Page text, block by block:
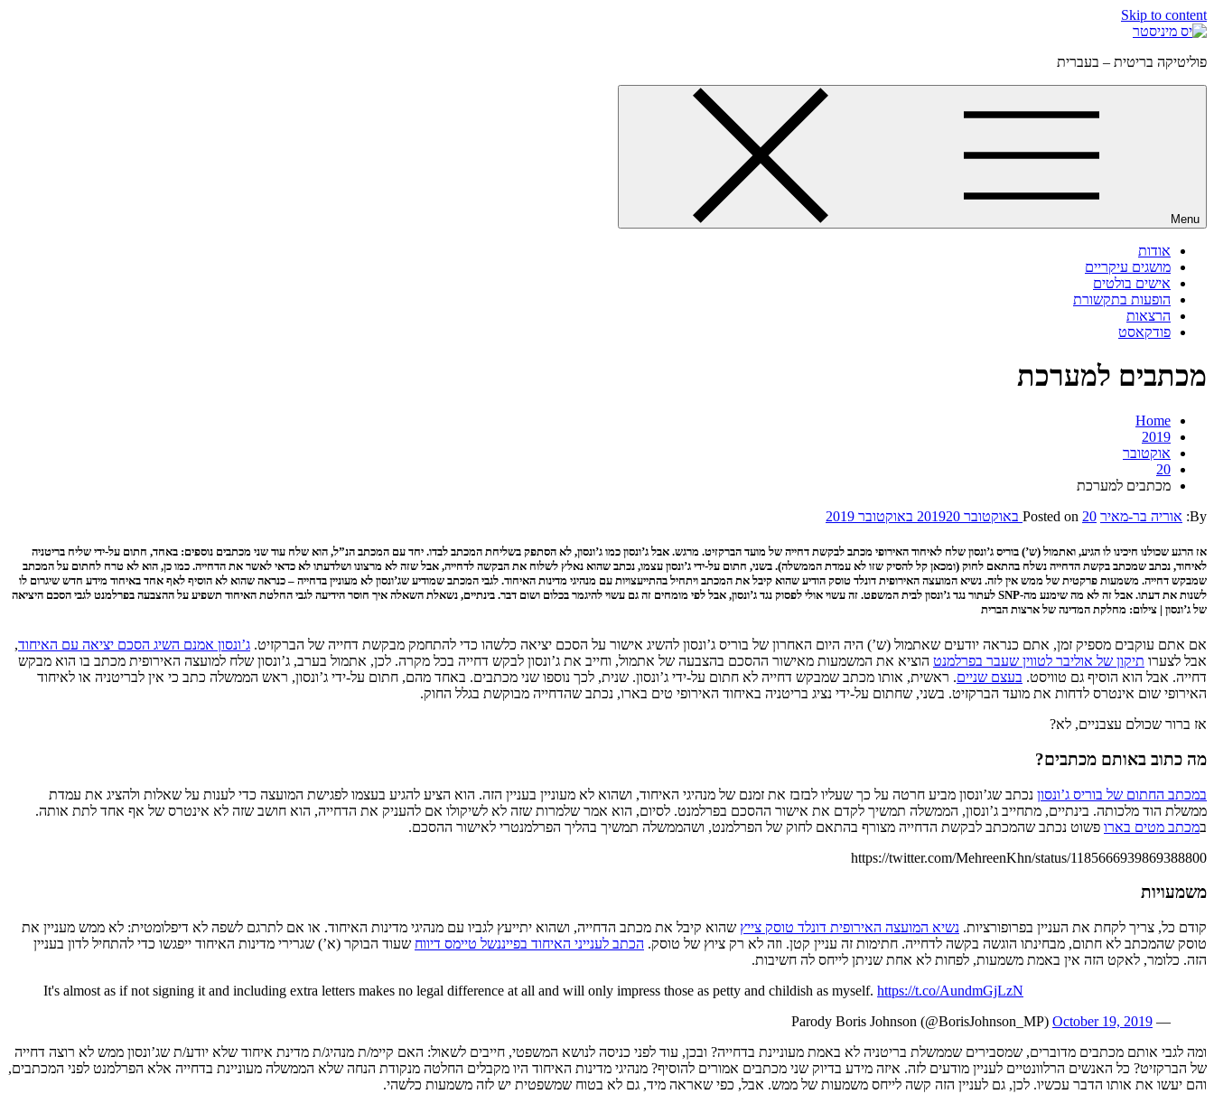
Skip to content
פוליטיקה בריטית – בעברית
Menu
אודות
מושגים עיקריים
אישים בולטים
הופעות בתקשורת
הרצאות
פודקאסט
מכתבים למערכת
Home
2019
אוקטובר
20
מכתבים למערכת
By: אוריה בר-מאיר Posted on 20 באוקטובר 2019 20 באוקטובר 2019
אז הרגע שכולנו חיכינו לו הגיע, ואתמול (ש’) בוריס ג’ונסון שלח לאיחוד האירופי מכתב לבקשת דחייה של מועד הברקזיט. מרגש. אבל ג’ונסון כמו ג’ונסון, לא הסתפק בשליחת המכתב לבדו. יחד עם המכתב הנ”ל, הוא שלח עוד שני מכתבים נוספים: באחד, חתום על-ידי שליח בריטניה
לאיחוד, נכתב שמכתב בקשת הדחייה נשלח בהתאם לחוק (ומכאן קל להסיק שזו לא עמדת הממשלה). בשני, חתום על-ידי ג’ונסון עצמו, נכתב שהוא נאלץ לשלוח את הבקשה לדחייה, אבל שזה לא מרצונו ושלדעתו לא כדאי לאשר את הדחייה. כמו כן, הוא לא טרח לחתום על המכתב
שמבקש דחייה. משמעות פרקטית של ממש אין לזה. נשיא המועצה האירופית דונלד טוסק הודיע שהוא קיבל את המכתב ויתחיל בהתייעצויות עם מנהיגי מדינות האיחוד. לגבי המכתב שמודיע שג’ונסון לא מעוניין בדחייה – כנראה שהוא לא הוסיף לאף אחד באיחוד מידע חדש שיגרום לו
לשנות את דעתו. אבל זה לא מה שימנע מה-SNP לעתור נגד ג’ונסון לבית המשפט. זה עשוי אולי לפסוק נגד ג’ונסון, אבל לפי מומחים זה גם עשוי להיגמר בכלום ושום דבר. בינתיים, נשאלת השאלה איך חוסר הידיעה לגבי החלטת האיחוד תשפיע על ההצבעה בפרלמנט לגבי הסכם היציאה
של ג’ונסון | צילום: מחלקת המדינה של ארצות הברית
אם אתם עוקבים מספיק זמן, אתם כנראה יודעים שאתמול (ש’) היה היום האחרון של בוריס ג’ונסון להשיג אישור על הסכם יציאה כלשהו כדי להתחמק מבקשת דחייה של הברקזיט. ג’ונסון אמנם השיג הסכם יציאה עם האיחוד,
אבל לצערו תיקון של אוליבר לטווין שעבר בפרלמנט הוציא את המשמעות מאישור ההסכם בהצבעה של אתמול, וחייב את ג’ונסון לבקש דחייה בכל מקרה. לכן, אתמול בערב, ג’ונסון שלח למועצה האירופית מכתב בו הוא מבקש
דחייה. אבל הוא הוסיף גם טוויסט. בעצם שניים. ראשית, אותו מכתב שמבקש דחייה לא חתום על-ידי ג’ונסון. שנית, לכך נוספו שני מכתבים. באחד מהם, חתום על-ידי ג’ונסון, ראש הממשלה כתב כי אין לבריטניה או לאיחוד
האירופי שום אינטרס לדחות את מועד הברקזיט. בשני, שחתום על-ידי נציג בריטניה באיחוד האירופי טים בארו, נכתב שהדחייה מבוקשת בגלל החוק.
אז ברור שכולם עצבניים, לא?
מה כתוב באותם מכתבים?
במכתב החתום של בוריס ג’ונסון נכתב שג’ונסון מביע חרטה על כך שעליו לבזבז את זמנם של מנהיגי האיחוד, ושהוא לא מעוניין בעניין הזה. הוא הציע להגיע בעצמו לפגישת המועצה כדי לענות על שאלות ולהציג את עמדת
ממשלת הוד מלכותה. בינתיים, מתחייב ג’ונסון, הממשלה תמשיך לקדם את אישור ההסכם בפרלמנט. לסיום, הוא אמר שלמרות שזה לא לשיקולו אם להעניק את הדחייה, הוא חושב שזה לא אינטרס של אף אחד לתת אותה.
במכתב מטים בארו פשוט נכתב שהמכתב לבקשת הדחייה מצורף בהתאם לחוק של הפרלמנט, ושהממשלה תמשיך בהליך הפרלמנטרי לאישור ההסכם.
https://twitter.com/MehreenKhn/status/1185666939869388800
משמעויות
קודם כל, צריך לקחת את העניין בפרופורציות. נשיא המועצה האירופית דונלד טוסק צייץ שהוא קיבל את מכתב הדחייה, ושהוא יתייעץ לגביו עם מנהיגי מדינות האיחוד. או אם לתרגם לשפה לא דיפלומטית: לא ממש מעניין את
טוסק שהמכתב לא חתום, מבחינתו הוגשה בקשה לדחייה. חתימות זה עניין קטן. וזה לא רק ציוץ של טוסק. הכתב לענייני האיחוד בפייננשל טיימס דיווח שעוד הבוקר (א’) שגרירי מדינות האיחוד ייפגשו כדי להתחיל לדון בעניין
הזה. כלומר, לאקט הזה אין באמת משמעות, לפחות לא אחת שניתן לייחס לה חשיבות.
It's almost as if not signing it and including extra letters makes no legal difference at all and will only impress those as petty and childish as myself. https://t.co/AundmGjLzN
— Parody Boris Johnson (@BorisJohnson_MP)
October 19, 2019
ומה לגבי אותם מכתבים מדוברים, שמסבירים שממשלת בריטניה לא באמת מעוניינת בדחייה? ובכן, עוד לפני כניסה לנושא המשפטי, חייבים לשאול: האם קיימ/ת מנהיג/ת מדינת איחוד שלא יודע/ת שג’ונסון ממש לא רוצה דחייה
של הברקזיט? כל האנשים הרלוונטיים לעניין מודעים לזה. איזה מידע בדיוק שני מכתבים אמורים להוסיף? מנהיגי מדינות האיחוד היו מקבלים החלטה מנקודת הנחה שלא הממשלה מעוניינת בדחייה אלא הפרלמנט לפני המכתבים,
והם יעשו את אותו הדבר עכשיו. לכן, גם לעניין הזה קשה לייחס משמעות של ממש. אבל, כפי שאראה מיד, גם לא בטוח שמשפטית יש לזה משמעות כלשהי.